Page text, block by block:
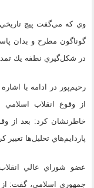
وي كه مي‌گفت پيچ
گوناگون مطرح و بدان
در شكل‌گيري نطفه يك
رحيم‌پور در ادامه با
از وقوع انقلاب
خاطرنشان كرد: بعد از
پاردايم‌هاي تحليل‌ها تغيير
عضو شوراي عالي
جمهوري اسلامي، گفت: از